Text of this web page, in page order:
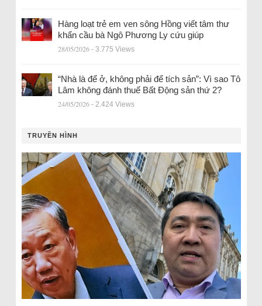
Hàng loạt trẻ em ven sông Hồng viết tâm thư
khẩn cầu bà Ngô Phương Ly cứu giúp
28/05/2026 - 3.775 Views
“Nhà là để ở, không phải để tích sản”: Vì sao Tô
Lâm không đánh thuế Bất Động sản thứ 2?
24/05/2026 - 2.424 Views
TRUYỀN HÌNH